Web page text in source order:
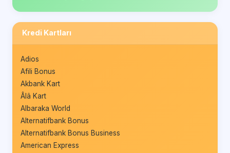
Kredi Kartları
Adios
Afili Bonus
Akbank Kart
Âlâ Kart
Albaraka World
Alternatifbank Bonus
Alternatifbank Bonus Business
American Express